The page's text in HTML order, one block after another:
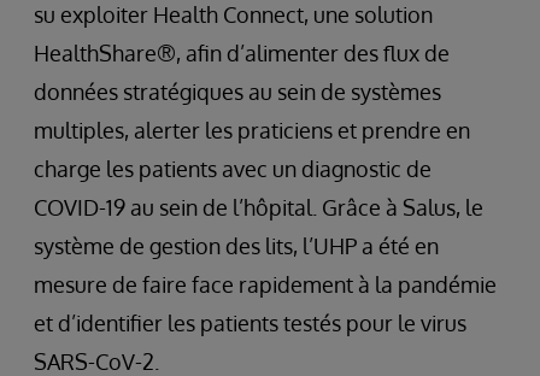
su exploiter Health Connect, une solution
HealthShare®, afin d’alimenter des flux de
données stratégiques au sein de systèmes
multiples, alerter les praticiens et prendre en
charge les patients avec un diagnostic de
COVID-19 au sein de l’hôpital. Grâce à Salus, le
système de gestion des lits, l’UHP a été en
mesure de faire face rapidement à la pandémie
et d’identifier les patients testés pour le virus
SARS-CoV-2.